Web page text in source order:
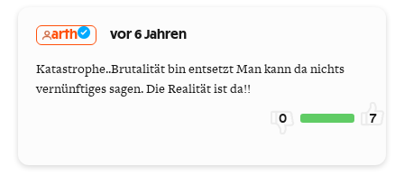
arth vor 6 Jahren
Katastrophe..Brutalität bin entsetzt Man kann da nichts
vernünftiges sagen. Die Realität ist da!!
0 7